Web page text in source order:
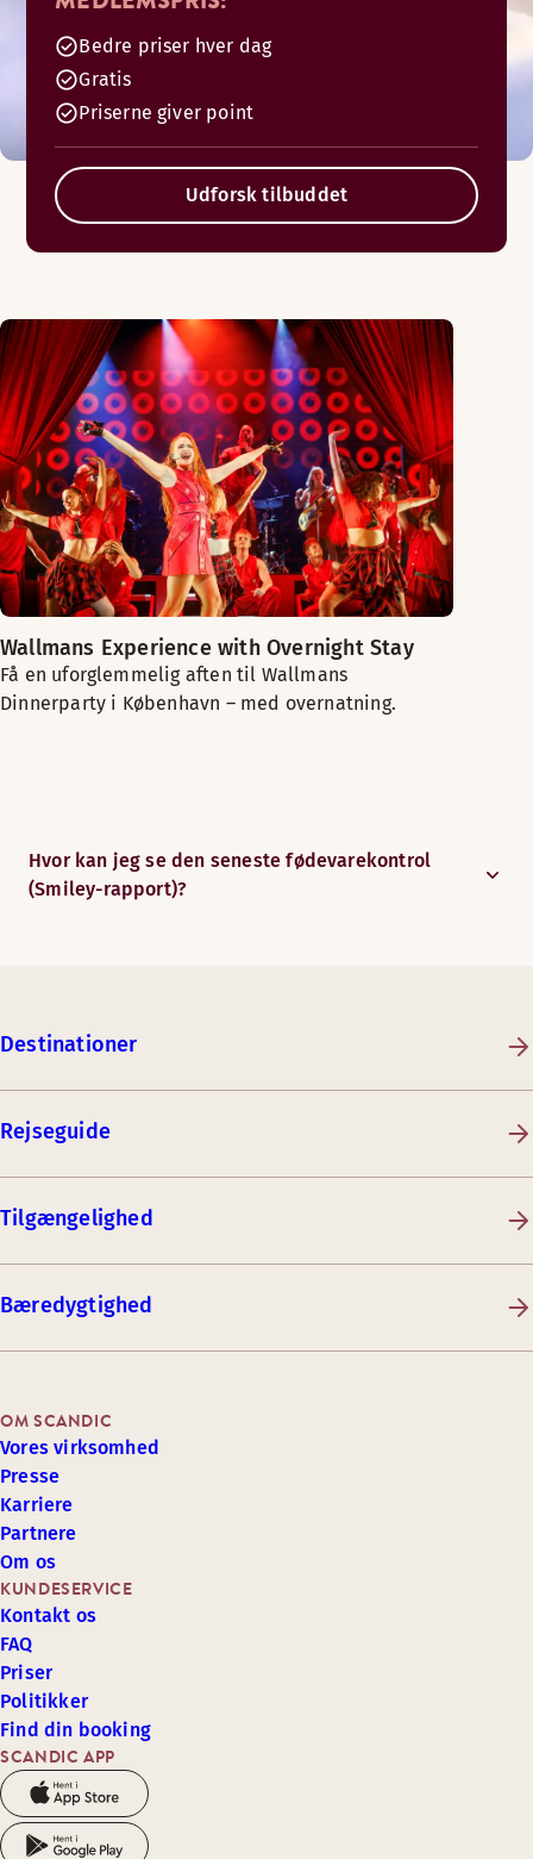
Bedre priser hver dag
Gratis
Priserne giver point
Udforsk tilbuddet
Wallmans Experience with Overnight Stay
Få en uforglemmelig aften til Wallmans
Dinnerparty i København – med overnatning.
Hvor kan jeg se den seneste fødevarekontrol
(Smiley-rapport)?
Destinationer
Rejseguide
Tilgængelighed
Bæredygtighed
SCANDIC APP
KUNDESERVICE
Kontakt os
FAQ
Priser
Politikker
Find din booking
OM SCANDIC
Vores virksomhed
Presse
Karriere
Partnere
Om os